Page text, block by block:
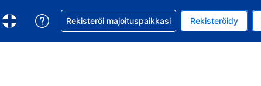
valuutta. Tämänhetkinen valuutta on EUR
Valitse kieli. Tämänhetkinen kieli on Suomi
Pyydä apua varauksesi kanssa
Rekisteröi majoituspaikkasi Rekisteröidy